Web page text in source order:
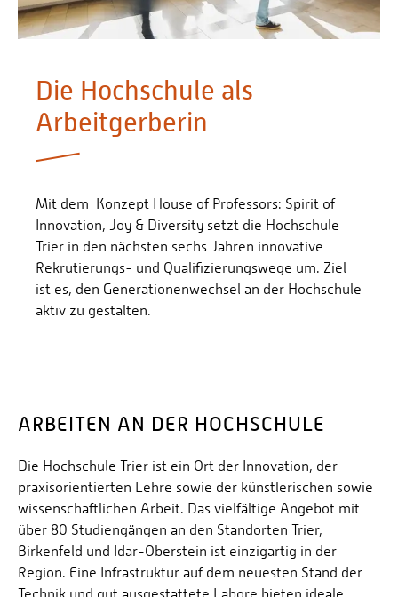
Personalvertretungen
Schwerbehindertenvertretungen
Personalentwicklung
Personensuche
Die Hochschule als
Arbeitgerberin
Mit dem Konzept House of Professors: Spirit of
Innovation, Joy & Diversity setzt die Hochschule
Trier in den nächsten sechs Jahren innovative
Rekrutierungs- und Qualifizierungswege um. Ziel
ist es, den Generationenwechsel an der Hochschule
aktiv zu gestalten.
ARBEITEN AN DER HOCHSCHULE
Die Hochschule Trier ist ein Ort der Innovation, der
praxisorientierten Lehre sowie der künstlerischen sowie
wissenschaftlichen Arbeit. Das vielfältige Angebot mit
über 80 Studiengängen an den Standorten Trier,
Birkenfeld und Idar-Oberstein ist einzigartig in der
Region. Eine Infrastruktur auf dem neuesten Stand der
Technik und gut ausgestattete Labore bieten ideale